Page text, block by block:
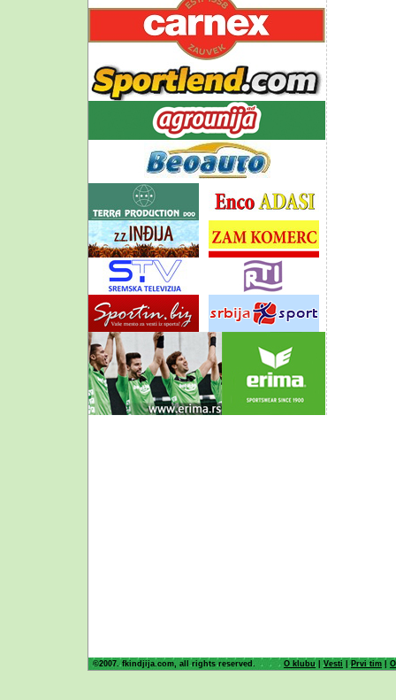
©2007. fkindjija.com, all rights reserved. O klubu |Vesti | Prvi tim |